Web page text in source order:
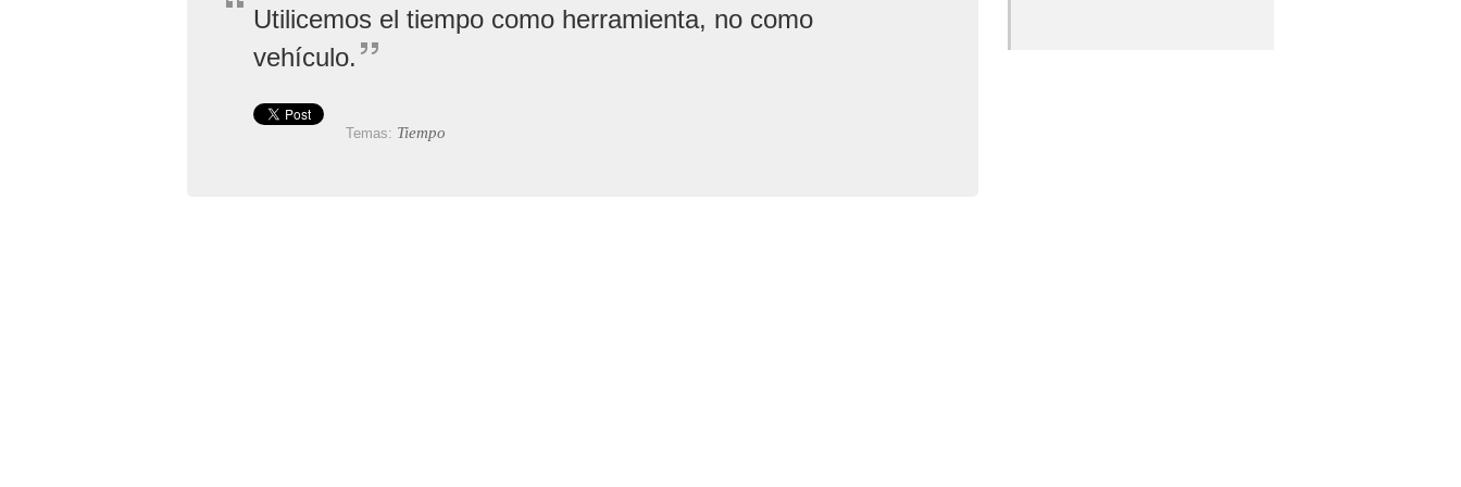
Utilicemos el tiempo como herramienta, no como
vehículo.
Temas: Tiempo